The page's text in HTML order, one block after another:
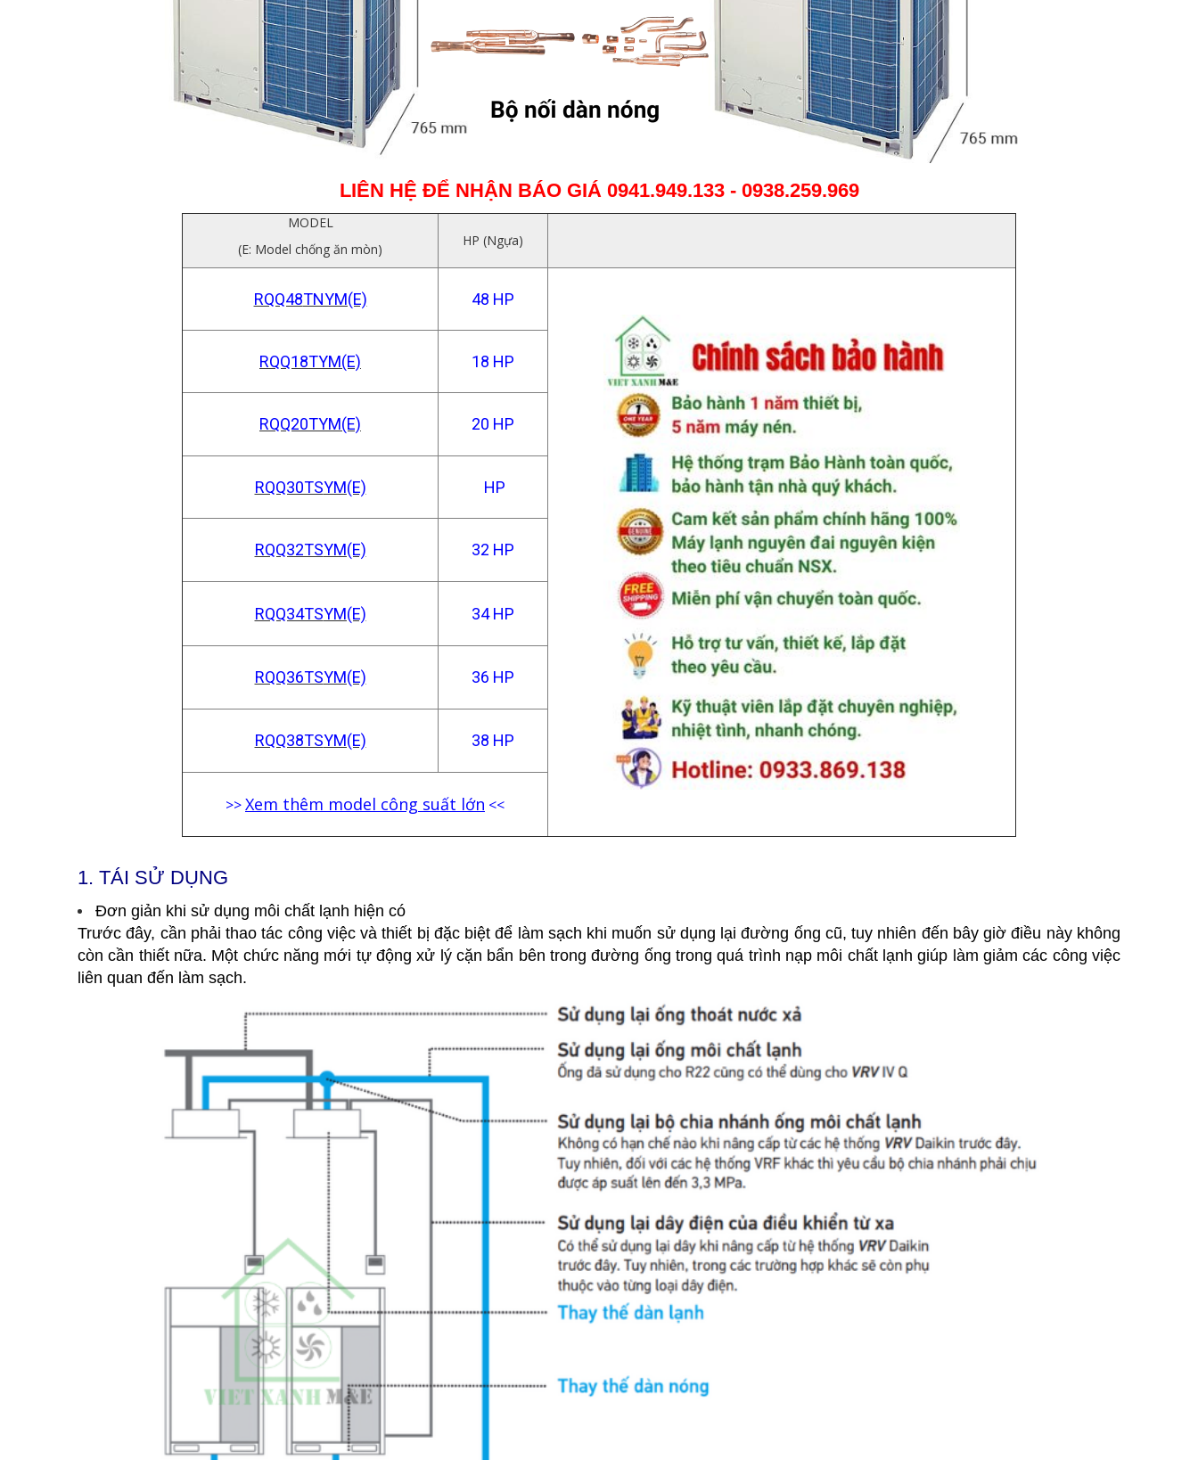
LIÊN HỆ ĐỂ NHẬN BÁO GIÁ 0941.949.133 - 0938.259.969
MODEL
(E: Model chống ăn mòn)
HP (Ngựa)
RQQ48TNYM(E) 48 HP
RQQ18TYM(E) 18 HP
RQQ20TYM(E) 20 HP
RQQ30TSYM(E) HP
RQQ32TSYM(E) 32 HP
RQQ34TSYM(E) 34 HP
RQQ36TSYM(E) 36 HP
RQQ38TSYM(E) 38 HP
>>Xem thêm model công suất lớn <<
1. TÁI SỬ DỤNG
Đơn giản khi sử dụng môi chất lạnh hiện có
Trước đây, cần phải thao tác công việc và thiết bị đặc biệt để làm sạch khi muốn sử dụng lại đường ống cũ, tuy nhiên đến bây giờ điều này không
còn cần thiết nữa. Một chức năng mới tự động xử lý cặn bẩn bên trong đường ống trong quá trình nạp môi chất lạnh giúp làm giảm các công việc
liên quan đến làm sạch.